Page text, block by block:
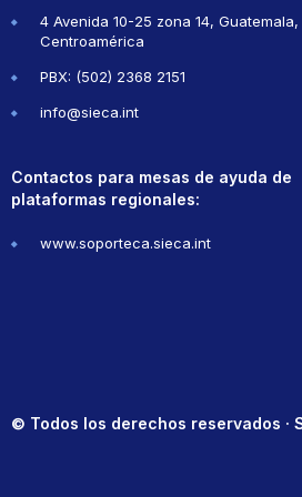
4 Avenida 10-25 zona 14, Guatemala,
Centroamérica
PBX: (502) 2368 2151
info@sieca.int
Contactos para mesas de ayuda de
plataformas regionales:
www.soporteca.sieca.int
© Todos los derechos reservados ·